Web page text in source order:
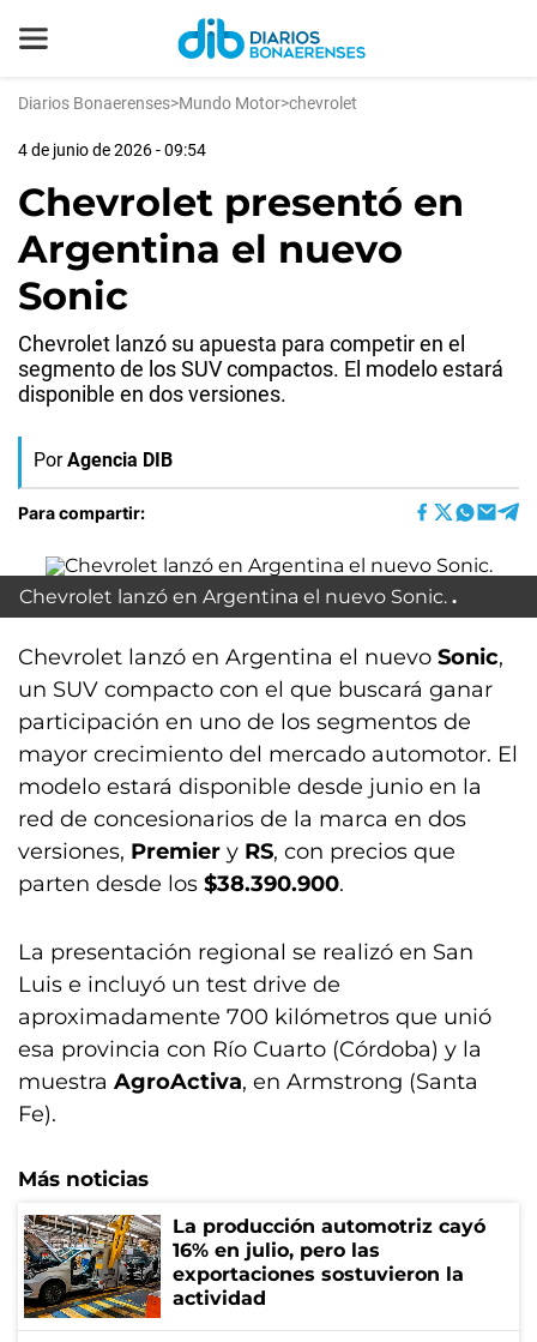
Diarios Bonaerenses>Mundo Motor>chevrolet
4 de junio de 2026 - 09:54
Chevrolet presentó en
Argentina el nuevo
Sonic
Chevrolet lanzó su apuesta para competir en el
segmento de los SUV compactos. El modelo estará
disponible en dos versiones.
Por Agencia DIB
Para compartir:
Chevrolet lanzó en Argentina el nuevo Sonic.
Chevrolet lanzó en Argentina el nuevo Sonic,
un SUV compacto con el que buscará ganar
participación en uno de los segmentos de
mayor crecimiento del mercado automotor. El
modelo estará disponible desde junio en la
red de concesionarios de la marca en dos
versiones, Premier y RS, con precios que
parten desde los $38.390.900.
La presentación regional se realizó en San
Luis e incluyó un test drive de
aproximadamente 700 kilómetros que unió
esa provincia con Río Cuarto (Córdoba) y la
muestra AgroActiva, en Armstrong (Santa
Fe).
Más noticias
La producción automotriz cayó
16% en julio, pero las
exportaciones sostuvieron la
actividad